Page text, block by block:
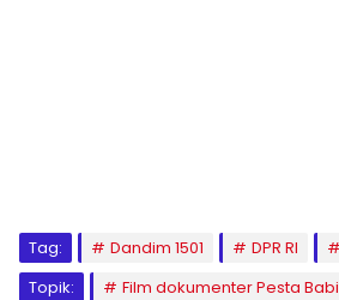
Tag: Dandim 1501 DPR RI
Topik:
Film dokumenter Pesta Babi